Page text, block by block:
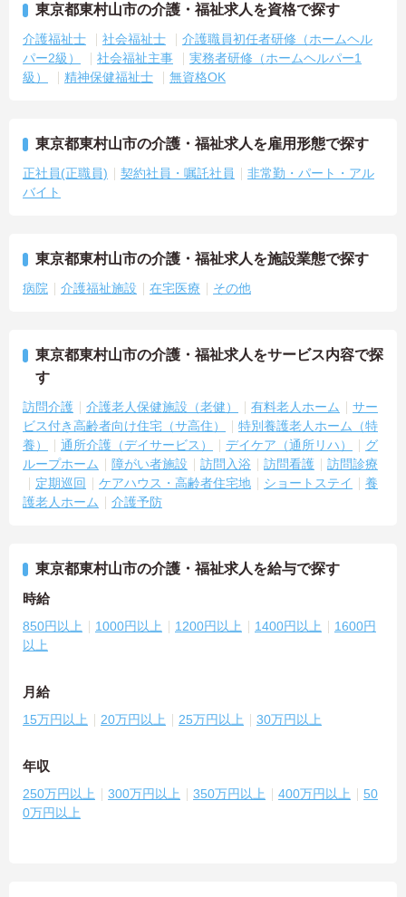
て働けます。
歳までの継続雇用制度のもとで、ご自身のスタイルを保ちながら末
永く活躍できます。
東京都東村山市の介護・福祉求人を資格で探す
介護福祉士 社会福祉士
介護職員初任者研修（ホームヘル
パー2級）
社会福祉主事
実務者研修（ホームヘルパー1
級）
精神保健福祉士 無資格OK
東京都東村山市の介護・福祉求人を雇用形態で探す
正社員(正職員) 契約社員・嘱託社員
非常勤・パート・アル
バイト
東京都東村山市の介護・福祉求人を施設業態で探す
病院 介護福祉施設 在宅医療 その他
東京都東村山市の介護・福祉求人をサービス内容で探
す
訪問介護 介護老人保健施設（老健） 有料老人ホーム
サー
ビス付き高齢者向け住宅（サ高住）
特別養護老人ホーム（特
養）
通所介護（デイサービス） デイケア（通所リハ）
グ
ループホーム
障がい者施設 訪問入浴 訪問看護
訪問診療
定期巡回
ケアハウス・高齢者住宅地 ショートステイ
養
護老人ホーム
介護予防
東京都東村山市の介護・福祉求人を給与で探す
時給
850円以上 1000円以上 1200円以上 1400円以上
1600円
以上
月給
15万円以上 20万円以上 25万円以上 30万円以上
年収
250万円以上 300万円以上 350万円以上 400万円以上
50
0万円以上